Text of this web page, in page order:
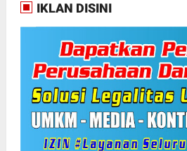
IKLAN DISINI